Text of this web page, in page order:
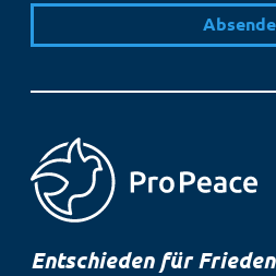
Adresse
Entschieden für Frieden